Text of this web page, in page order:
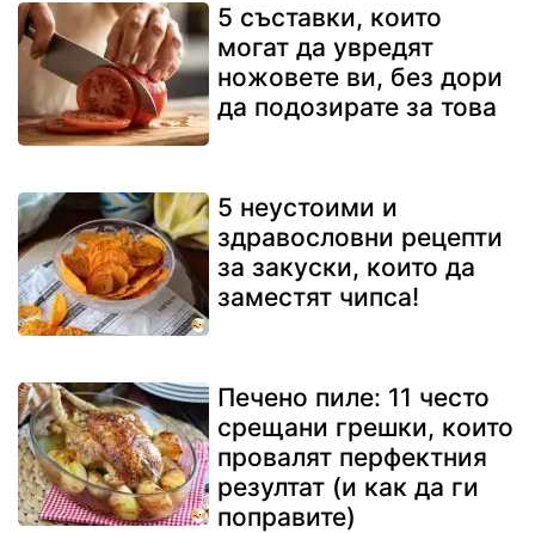
5 съставки, които
могат да увредят
ножовете ви, без дори
да подозирате за това
5 неустоими и
здравословни рецепти
за закуски, които да
заместят чипса!
Печено пиле: 11 често
срещани грешки, които
провалят перфектния
резултат (и как да ги
поправите)